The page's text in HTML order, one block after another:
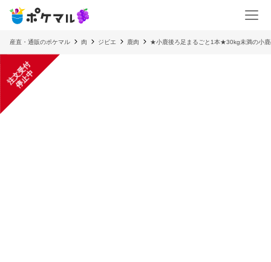
産直・通販のポケマル 肉 ジビエ 鹿肉 ★小鹿後ろ足まるごと1本★30kg未満の小鹿
注
文
受
付
停
止
中